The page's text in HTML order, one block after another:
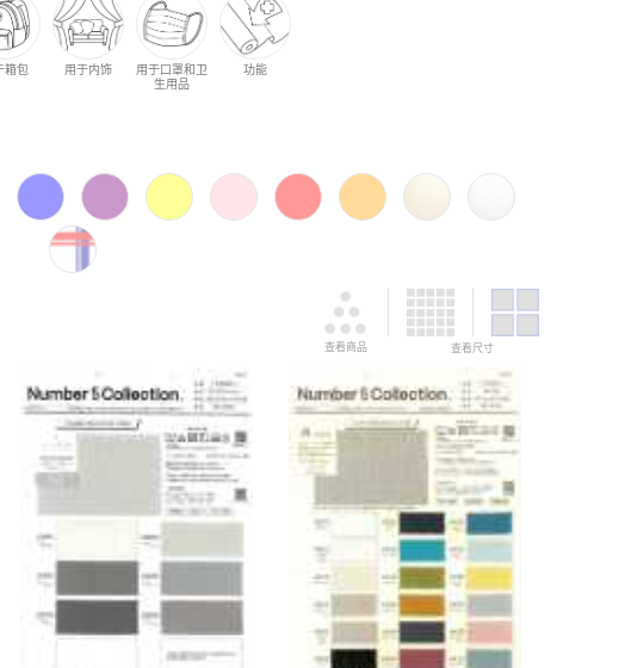
箱包 用于内饰
用于口罩和卫
生用品
功能
查看商品 查看尺寸